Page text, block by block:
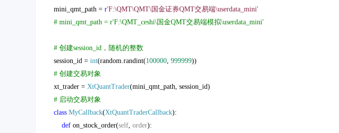
mini_qmt_path = r'F:\QMT\QMT\国金证券QMT交易端\userdata_mini'
# mini_qmt_path = r'F:\QMT_ceshi\国金QMT交易端模拟\userdata_mini'
# 创建session_id，随机的整数
session_id = int(random.randint(100000, 999999))
# 创建交易对象
xt_trader = XtQuantTrader(mini_qmt_path, session_id)
# 启动交易对象
class MyCallback(XtQuantTraderCallback):
def on_stock_order(self, order):